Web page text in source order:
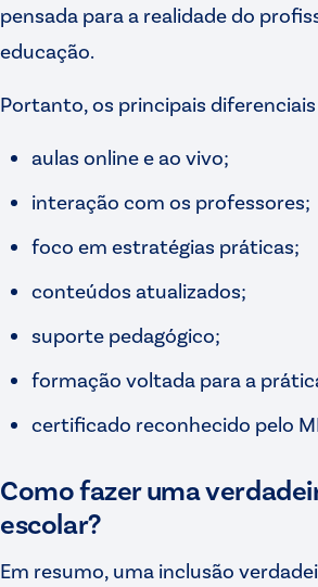
pensada para a realidade do
educação.
Portanto, os principais
aulas online e ao vivo;
interação com os professores;
foco em estratégias práticas;
conteúdos atualizados;
suporte pedagógico;
formação voltada para a
certificado reconhecido pelo
Como fazer uma
escolar?
Em resumo, uma inclusão